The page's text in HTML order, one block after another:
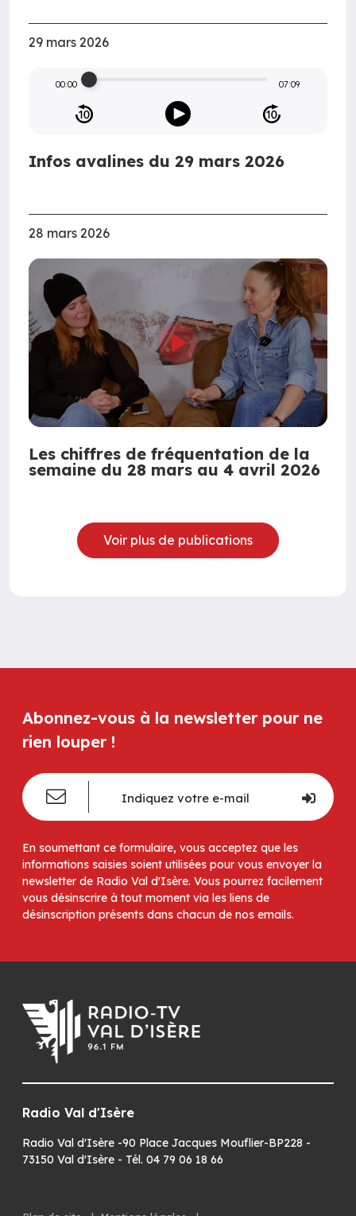
29 mars 2026
00:00 07:09
Infos avalines du 29 mars 2026
28 mars 2026
Les chiffres de fréquentation de la
semaine du 28 mars au 4 avril 2026
Voir plus de publications
Abonnez-vous à la newsletter pour ne
rien louper !
En soumettant ce formulaire, vous acceptez que les
informations saisies soient utilisées pour vous envoyer la
newsletter de Radio Val d'Isère. Vous pourrez facilement
vous désinscrire à tout moment via les liens de
désinscription présents dans chacun de nos emails.
Radio Val d'Isère
Radio Val d'Isère -90 Place Jacques Mouflier-BP228 -
73150 Val d'Isère - Tél. 04 79 06 18 66